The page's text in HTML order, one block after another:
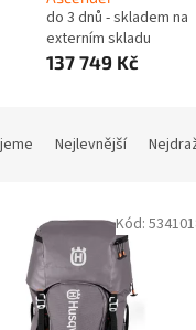
do 3 dnů - skladem na
externím skladu
137 749 Kč
Nejlevnější
Kód: